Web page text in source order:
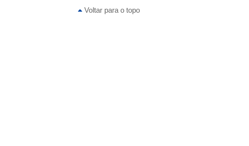
Voltar para o topo